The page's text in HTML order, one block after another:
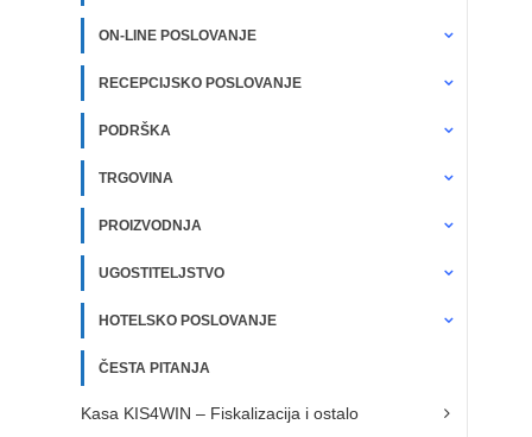
ON-LINE POSLOVANJE
RECEPCIJSKO POSLOVANJE
PODRŠKA
TRGOVINA
PROIZVODNJA
UGOSTITELJSTVO
HOTELSKO POSLOVANJE
ČESTA PITANJA
Kasa KIS4WIN – Fiskalizacija i ostalo